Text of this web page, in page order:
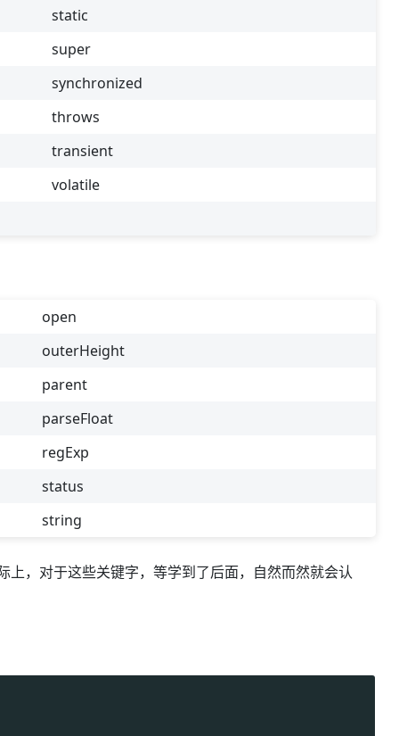
static
super
synchronized
throws
transient
volatile
open
outerHeight
parent
parseFloat
regExp
status
string
，对于这些关键字，等学到了后面，自然而然就会认